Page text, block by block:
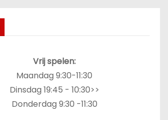
Vrij spelen:
Maandag 9:30-11:30
Dinsdag 19:45 - 10:30>>
Donderdag 9:30 -11:30